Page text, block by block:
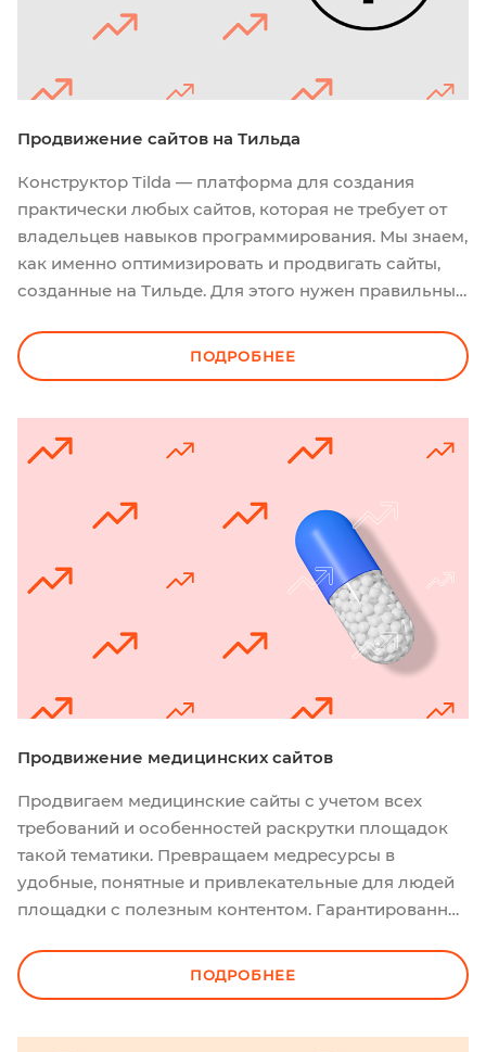
Продвижение сайтов на Тильда
Конструктор Tilda — платформа для создания
практически любых сайтов, которая не требует от
владельцев навыков программирования. Мы знаем,
как именно оптимизировать и продвигать сайты,
созданные на Тильде. Для этого нужен правильный
Оказываем весь спектр услуг SEO и стабильно
показываем заказчику положительный результат
ПОДРОБНЕЕ
Продвижение медицинских сайтов
Продвигаем медицинские сайты с учетом всех
требований и особенностей раскрутки площадок
такой тематики. Превращаем медресурсы в
удобные, понятные и привлекательные для людей
площадки с полезным контентом. Гарантированно
Google.
ПОДРОБНЕЕ